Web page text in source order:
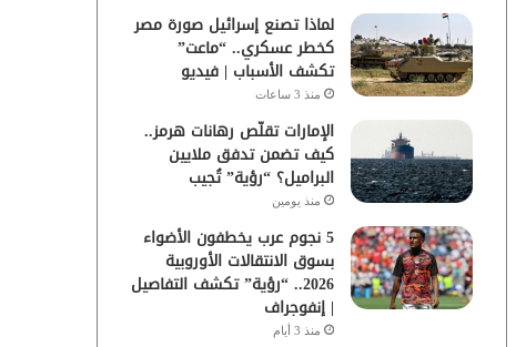
لماذا تصنع إسرائيل صورة مصر
كخطر عسكري.. “ماعت”
تكشف الأسباب | فيديو
منذ 3 ساعات
الإمارات تقلّص رهانات هرمز..
كيف تضمن تدفق ملايين
البراميل؟ “رؤية” تُجيب
منذ يومين
5 نجوم عرب يخطفون الأضواء
بسوق الانتقالات الأوروبية
2026.. “رؤية” تكشف التفاصيل
| إنفوجراف
منذ 3 أيام